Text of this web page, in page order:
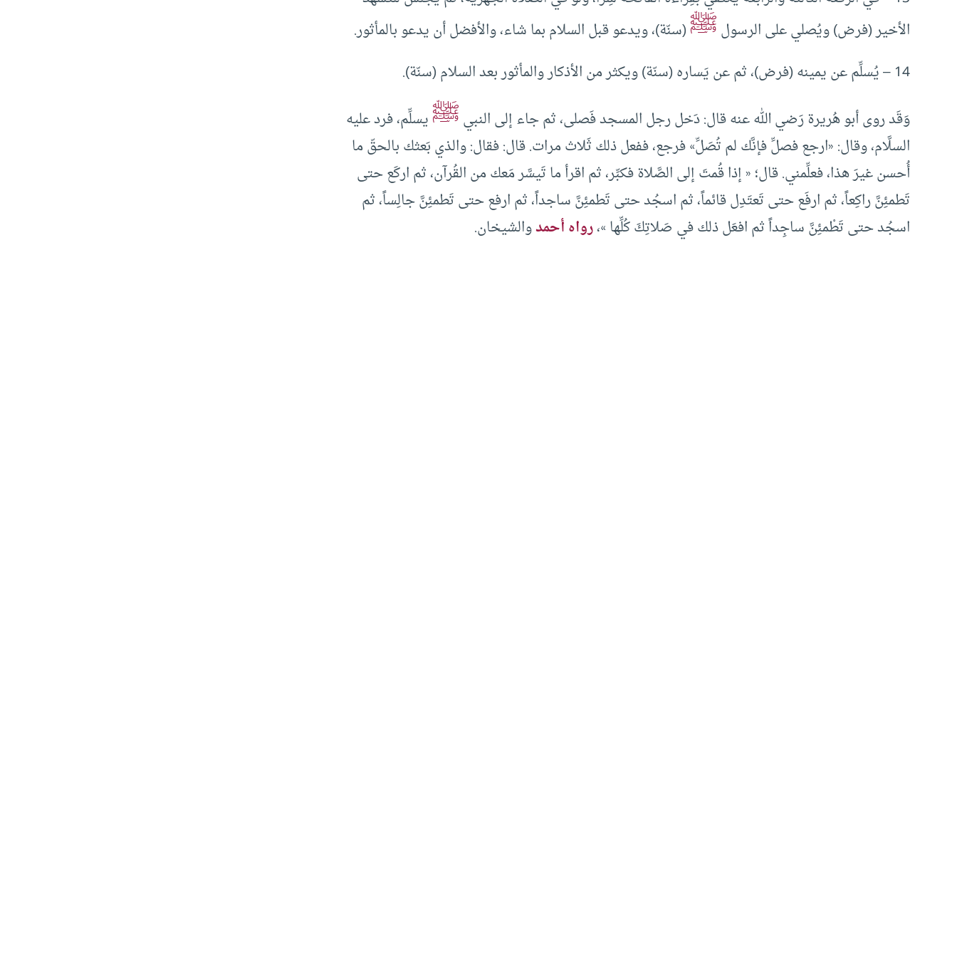
الأخير (فرض) ويُصلي على الرسولﷺ(سنّة)، ويدعو قبل السلام بما شاء، والأفضل أن يدعو بالمأثور.
14 – يُسلِّم عن يمينه (فرض)، ثم عن يَساره (سنّة) ويكثر من الأذكار والمأثور بعد السلام (سنّة).
وَقَد روى أبو هُريرة رَضي الله عنه قال: دَخل رجل المسجد فَصلى، ثم جاء إلى النبيﷺيسلِّم، فرد عليه
السلَّام، وقال: «ارجع فصلِّ فإنَّك لم تُصَلِّ» فرجع، ففعل ذلك ثَلاث مرات. قال: فقال: والذي بَعثك بالحقّ ما
أُحسن غيرَ هذا، فعلِّمني. قال؛ « إذا قُمتَ إلى الصَّلاة فكبِّر، ثم اقرأ ما تَيسَّر مَعك من القُرآن، ثم اركَع حتى
تَطمئِنَّ راكِعاً، ثم ارفَع حتى تَعتَدِل قائماً، ثم اسجُد حتى تَطمئِنَّ ساجداً، ثم ارفع حتى تَطمئِنَّ جالِساً، ثم
اسجُد حتى تَطْمئِنَّ ساجِداً ثم افعَل ذلك في صَلاتِكَ كُلِّها »،رواه أحمدوالشيخان.